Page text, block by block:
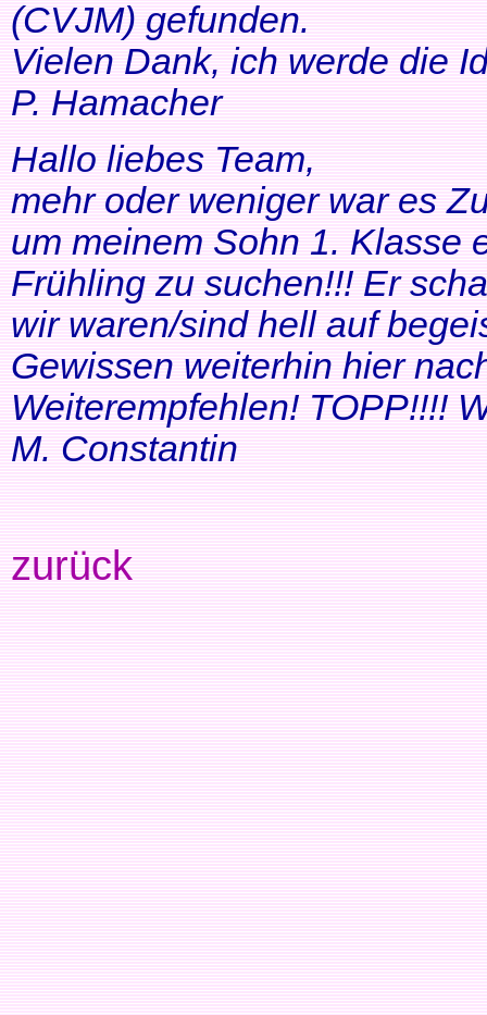
(CVJM) gefunden.
Vielen Dank, ich werde die
P. Hamacher
Hallo liebes Team,
mehr oder weniger war es
um meinem Sohn 1. Klasse
Frühling zu suchen!!! Er
wir waren/sind hell auf
Gewissen weiterhin hier
Weiterempfehlen! TOPP!!!!
M. Constantin
zurück